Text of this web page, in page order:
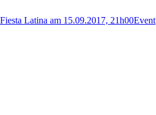
Fiesta Latina am 15.09.2017, 21h00Event